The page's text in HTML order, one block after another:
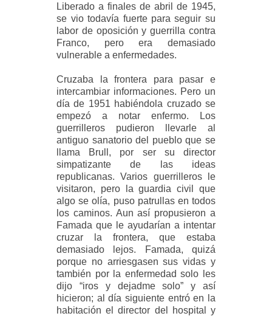
Liberado a finales de abril de 1945,
se vio todavía fuerte para seguir su
labor de oposición y guerrilla contra
Franco, pero era demasiado
vulnerable a enfermedades.
Cruzaba la frontera para pasar e
intercambiar informaciones. Pero un
día de 1951 habiéndola cruzado se
empezó a notar enfermo. Los
guerrilleros pudieron llevarle al
antiguo sanatorio del pueblo que se
llama Brull, por ser su director
simpatizante de las ideas
republicanas. Varios guerrilleros le
visitaron, pero la guardia civil que
algo se olía, puso patrullas en todos
los caminos. Aun así propusieron a
Famada que le ayudarían a intentar
cruzar la frontera, que estaba
demasiado lejos. Famada, quizá
porque no arriesgasen sus vidas y
también por la enfermedad solo les
dijo “iros y dejadme solo” y así
hicieron; al día siguiente entró en la
habitación el director del hospital y